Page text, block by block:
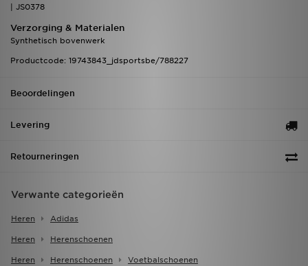
| JS0378
Verzorging & Materialen
Synthetisch bovenwerk
Productcode: 19743843_jdsportsbe/788227
Beoordelingen
Levering
Retourneringen
Verwante categorieën
Heren Adidas
Heren Herenschoenen
Heren Herenschoenen Voetbalschoenen